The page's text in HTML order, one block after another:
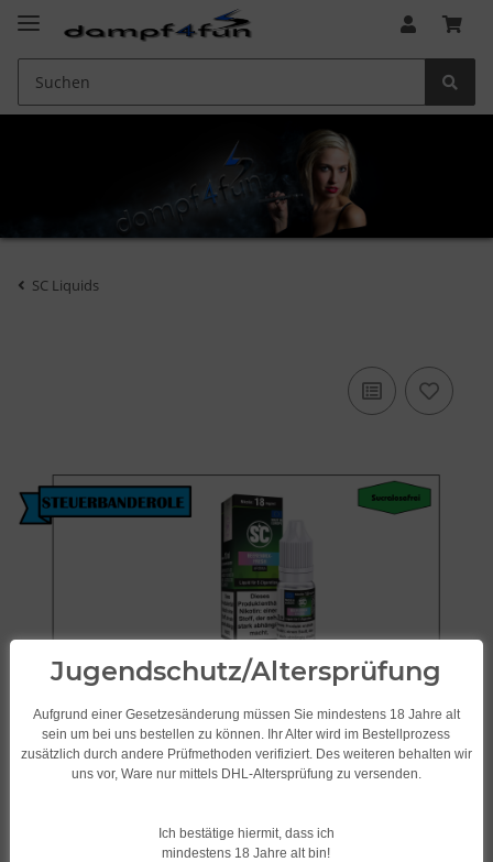
SC Liquids
Jugendschutz/Altersprüfung
Aufgrund einer Gesetzesänderung müssen Sie mindestens 18 Jahre alt
sein um bei uns bestellen zu können. Ihr Alter wird im Bestellprozess
zusätzlich durch andere Prüfmethoden verifiziert. Des weiteren behalten wir
uns vor, Ware nur mittels DHL-Altersprüfung zu versenden.
Ich bestätige hiermit, dass ich
mindestens 18 Jahre alt bin!